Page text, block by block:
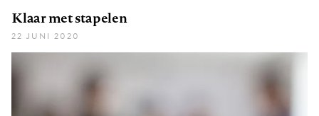
Klaar met stapelen
22 JUNI 2020